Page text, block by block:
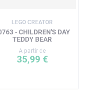
LEGO CREATOR
- CHILDREN'S DAY
TEDDY BEAR
A partir de
35,99 €